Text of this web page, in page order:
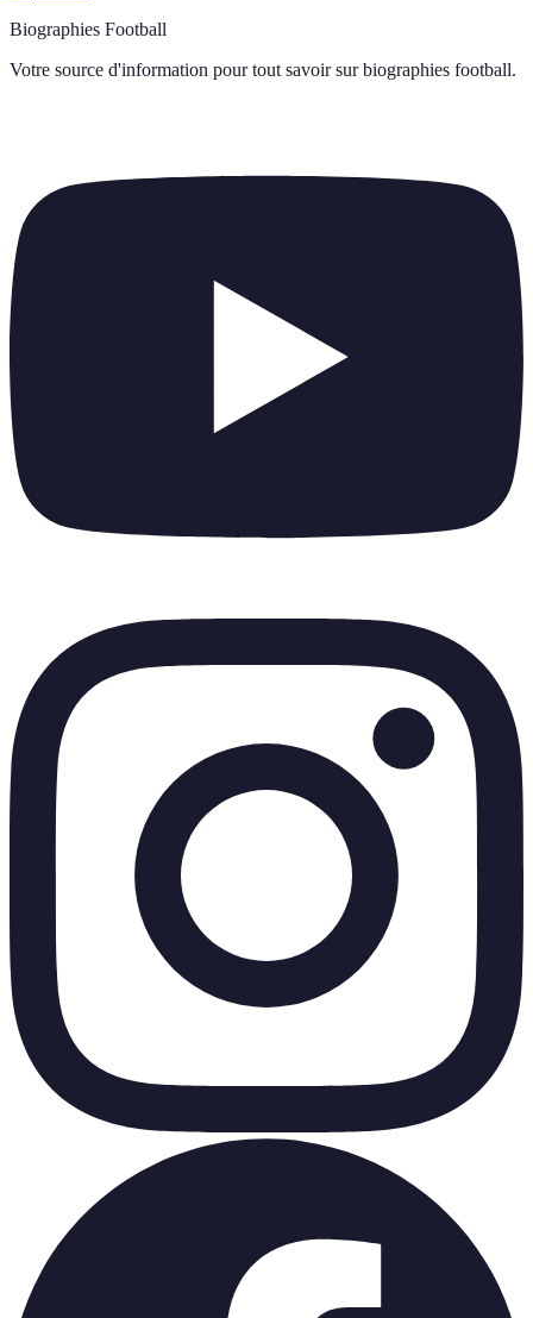
Biographies Football
Votre source d'information pour tout savoir sur biographies football.